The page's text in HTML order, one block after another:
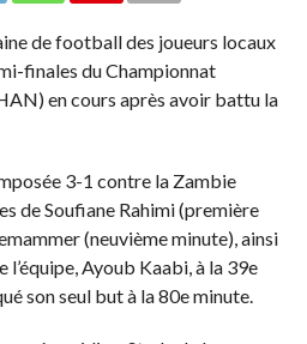
de football des joueurs locaux
finales du Championnat
en cours après avoir battu la
3-1 contre la Zambie
de Soufiane Rahimi (première
(neuvième minute), ainsi
l’équipe, Ayoub Kaabi, à la 39e
son seul but à la 80e minute.